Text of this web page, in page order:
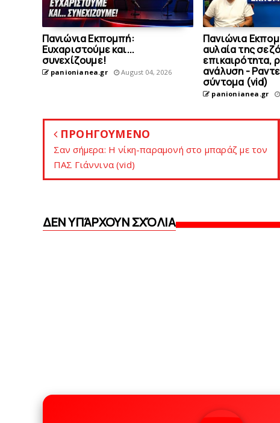
Πανιώνια Εκπομπή:
Eυχαριστούμε και...
συνεχίζουμε!
panionianea.gr August 04, 2026
Πανιώνια
αυλαία της
επικαιρότητα,
ανάλυση -
σύντομα (vid)
panionianea.gr
ΠΡΟΗΓΟΥΜΕΝΟ
Σαν σήμερα: Η νίκη-παραμονή στο μπαράζ με τον
ΠΑΣ Γιάννινα (vid)
ΔΕΝ ΥΠΆΡΧΟΥΝ ΣΧΌΛΙΑ